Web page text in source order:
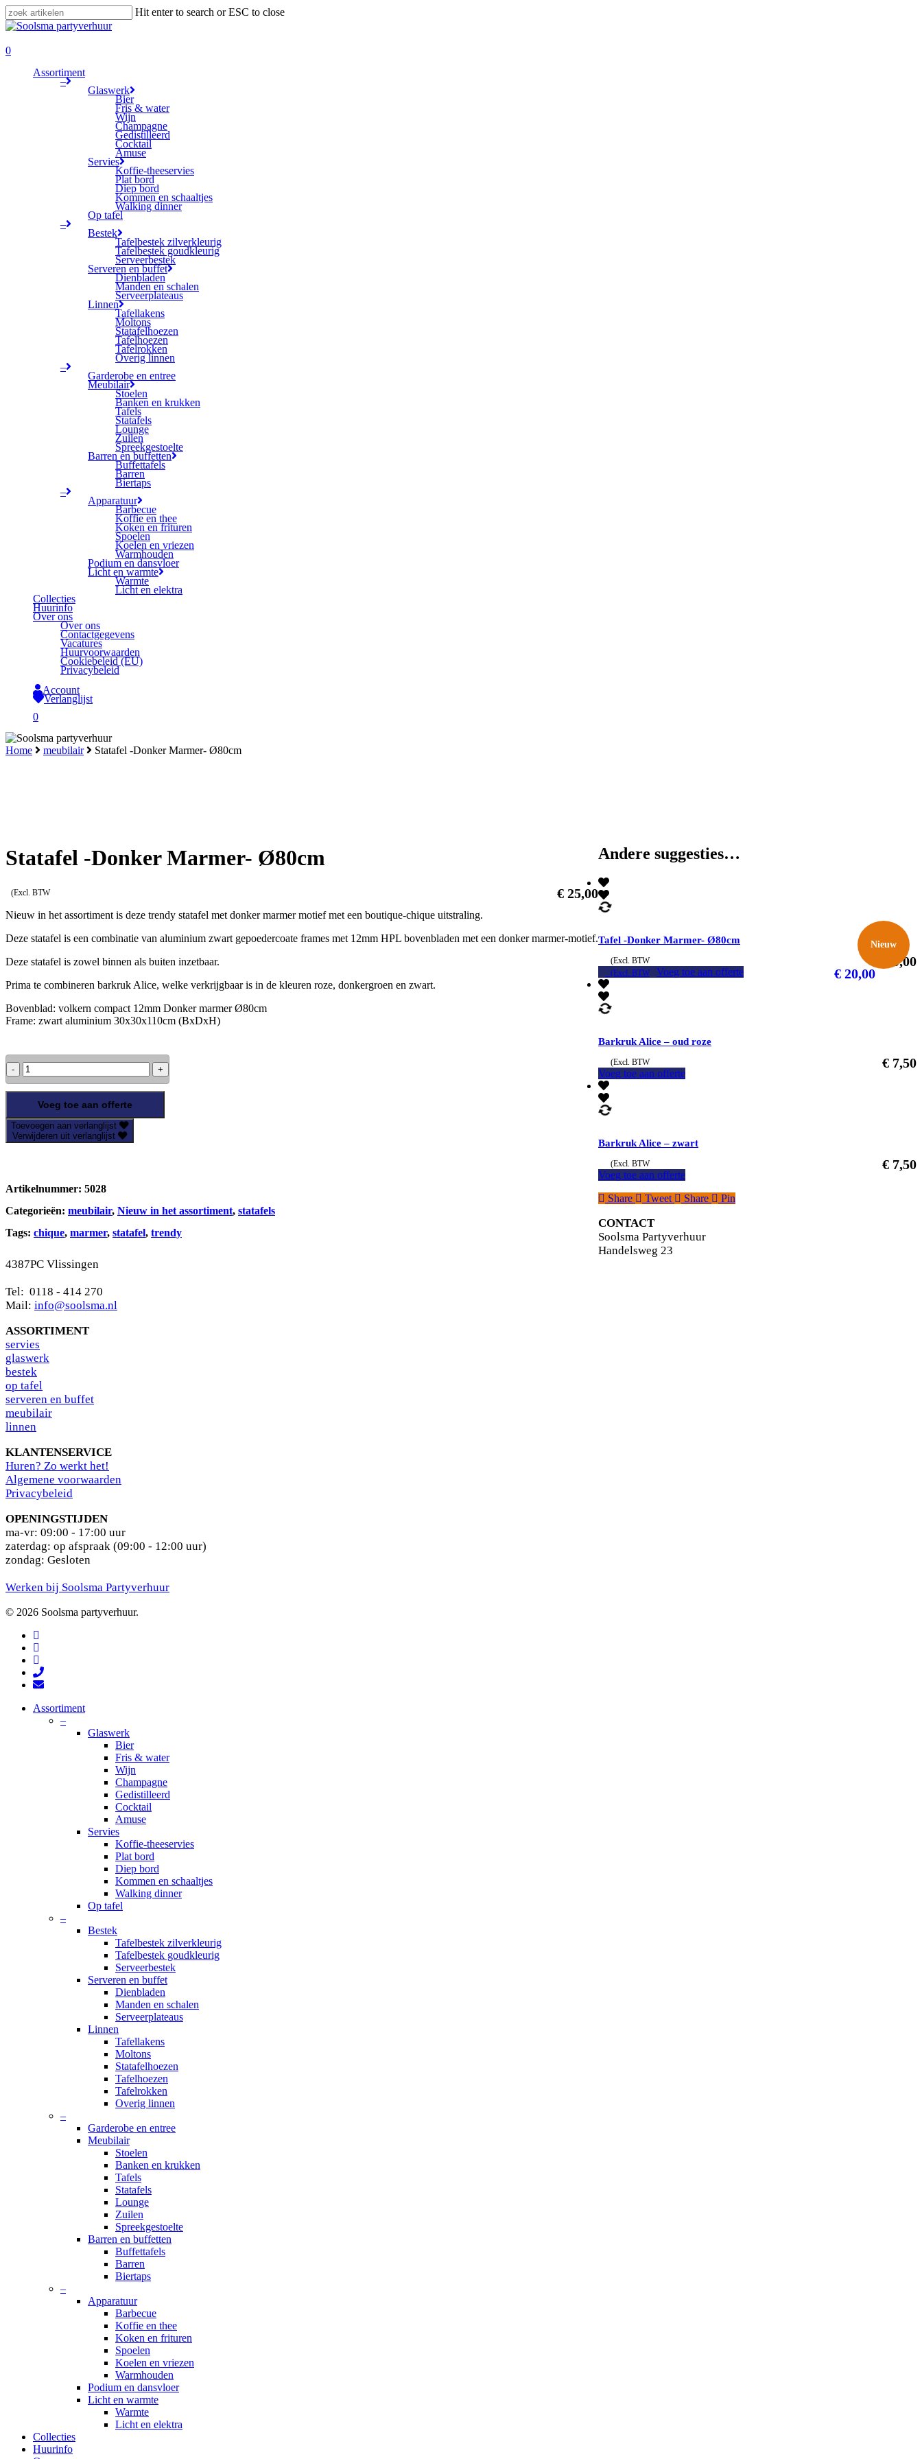
Skip
to
content
Hit enter to search or ESC to close
Close
0
Assortiment
–
Glaswerk
Bier
Fris & water
Wijn
Champagne
Gedistilleerd
Cocktail
Amuse
Servies
Koffie-theeservies
Plat bord
Diep bord
Kommen en schaaltjes
Walking dinner
Op tafel
–
Bestek
Tafelbestek zilverkleurig
Tafelbestek goudkleurig
Serveerbestek
Serveren en buffet
Dienbladen
Manden en schalen
Serveerplateaus
Linnen
Tafellakens
Moltons
Statafelhoezen
Tafelhoezen
Tafelrokken
Overig linnen
–
Garderobe en entree
Meubilair
Stoelen
Banken en krukken
Tafels
Statafels
Lounge
Zuilen
Spreekgestoelte
Barren en buffetten
Buffettafels
Barren
Biertaps
–
Apparatuur
Barbecue
Koffie en thee
Koken en frituren
Spoelen
Koelen en vriezen
Warmhouden
Podium en dansvloer
Licht en warmte
Warmte
Licht en elektra
Collecties
Huurinfo
Over ons
Over ons
Contactgegevens
Vacatures
Huurvoorwaarden
Cookiebeleid (EU)
Privacybeleid
Account
Verlanglijst
search
0
Close
Home meubilair Statafel -Donker Marmer- Ø80cm
Statafel -Donker Marmer- Ø80cm
€ 25,00
(Excl. BTW
Nieuw in het assortiment is deze trendy statafel met donker marmer motief met een boutique-chique uitstraling.
Deze statafel is een combinatie van aluminium zwart gepoedercoate frames met 12mm HPL bovenbladen met een donker marmer-motief.
Deze statafel is zowel binnen als buiten inzetbaar.
Prima te combineren barkruk Alice, welke verkrijgbaar is in de kleuren roze, donkergroen en zwart.
Bovenblad: volkern compact 12mm Donker marmer Ø80cm
Frame: zwart aluminium 30x30x110cm (BxDxH)
Statafel
-
Donker
Marmer-
Ø80cm
aantal
Voeg toe aan offerte
Toevoegen aan verlanglijst
Verwijderen uit verlanglijst
Artikelnummer: 5028
Categorieën: meubilair, Nieuw in het assortiment, statafels
Tags: chique, marmer, statafel, trendy
Andere suggesties…
Nieuw
Tafel -Donker Marmer- Ø80cm
20,00
(Excl. BTW
€ 20,00
(Excl. BTW Voeg toe aan offerte
Barkruk Alice – oud roze
€ 7,50
(Excl. BTW
Voeg toe aan offerte
Barkruk Alice – zwart
€ 7,50
(Excl. BTW
Voeg toe aan offerte
Share
Tweet Share Pin
CONTACT
Soolsma Partyverhuur
Handelsweg 23
4387PC Vlissingen
Tel: 0118 - 414 270
Mail: info@soolsma.nl
ASSORTIMENT
servies
glaswerk
bestek
op tafel
serveren en buffet
meubilair
linnen
KLANTENSERVICE
Huren? Zo werkt het!
Algemene voorwaarden
Privacybeleid
OPENINGSTIJDEN
ma-vr: 09:00 - 17:00 uur
zaterdag: op afspraak (09:00 - 12:00 uur)
zondag: Gesloten
Werken bij Soolsma Partyverhuur
© 2026 Soolsma partyverhuur.
facebook
pinterest
instagram
phone
email
Close
Assortiment
–
Glaswerk
Bier
Fris & water
Wijn
Champagne
Gedistilleerd
Cocktail
Amuse
Servies
Koffie-theeservies
Plat bord
Diep bord
Kommen en schaaltjes
Walking dinner
Op tafel
–
Bestek
Tafelbestek zilverkleurig
Tafelbestek goudkleurig
Serveerbestek
Serveren en buffet
Dienbladen
Manden en schalen
Serveerplateaus
Linnen
Tafellakens
Moltons
Statafelhoezen
Tafelhoezen
Tafelrokken
Overig linnen
–
Garderobe en entree
Meubilair
Stoelen
Banken en krukken
Tafels
Statafels
Lounge
Zuilen
Spreekgestoelte
Barren en buffetten
Buffettafels
Barren
Biertaps
–
Apparatuur
Barbecue
Koffie en thee
Koken en frituren
Spoelen
Koelen en vriezen
Warmhouden
Podium en dansvloer
Licht en warmte
Warmte
Licht en elektra
Collecties
Huurinfo